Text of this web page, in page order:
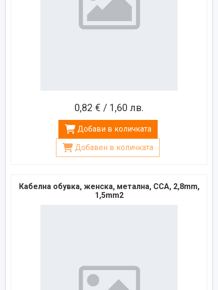
0,82 € / 1,60 лв.
Добави в количката
Добавен в количката
Кабелна обувка, женска, метална, CCA, 2,8mm,
1,5mm2